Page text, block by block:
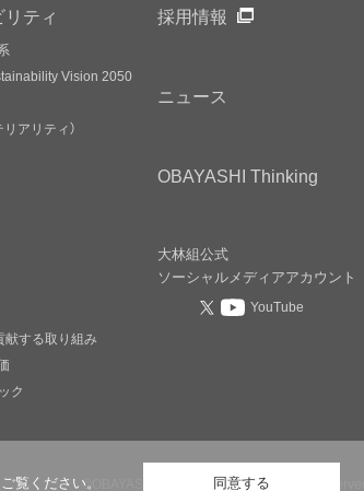
覧ください。 同意する
ティ
Vision 2050
アリティ）
献する取り組み
ク
採用情報
ニュース
OBAYASHI Thinking
大林組公式
ソーシャルメディアアカウント
YouTube
©OBAYASHI CORPORATION, All rights reserved.